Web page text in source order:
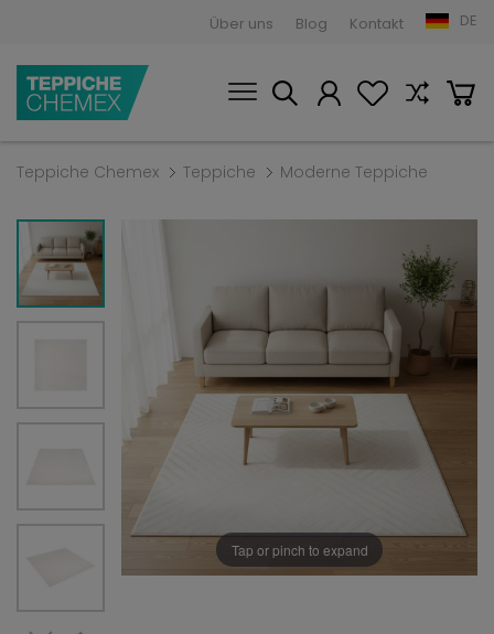
Über uns Blog Kontakt DE
Teppiche Chemex Teppiche Moderne Teppiche
Tap or pinch to expand